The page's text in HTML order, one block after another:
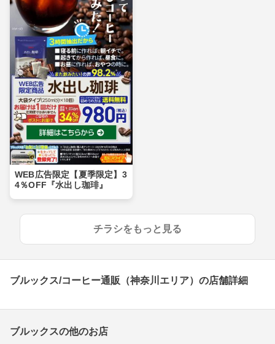
WEB広告限定【夏季限定】3
4％OFF『水出し珈琲』
チラシをもっと見る
ブルックス/コーヒー通販（神奈川エリア）の店舗詳細
ブルックスの他のお店